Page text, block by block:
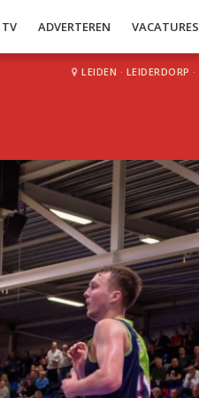
TV ADVERTEREN VACATURES
LEIDEN · LEIDERDORP ·